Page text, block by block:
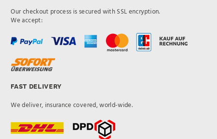
Our checkout process is secured with SSL encryption.
We accept:
FAST DELIVERY
We deliver, insurance covered, world-wide.